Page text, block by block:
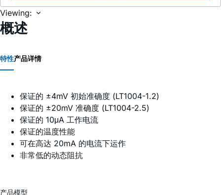
Viewing:
概述
特性产品详情
保证的 ±4mV 初始准确度 (LT1004-1.2)
保证的 ±20mV 准确度 (LT1004-2.5)
保证的 10μA 工作电流
保证的温度性能
可在高达 20mA 的电流下运作
非常低的动态阻抗
产品模型